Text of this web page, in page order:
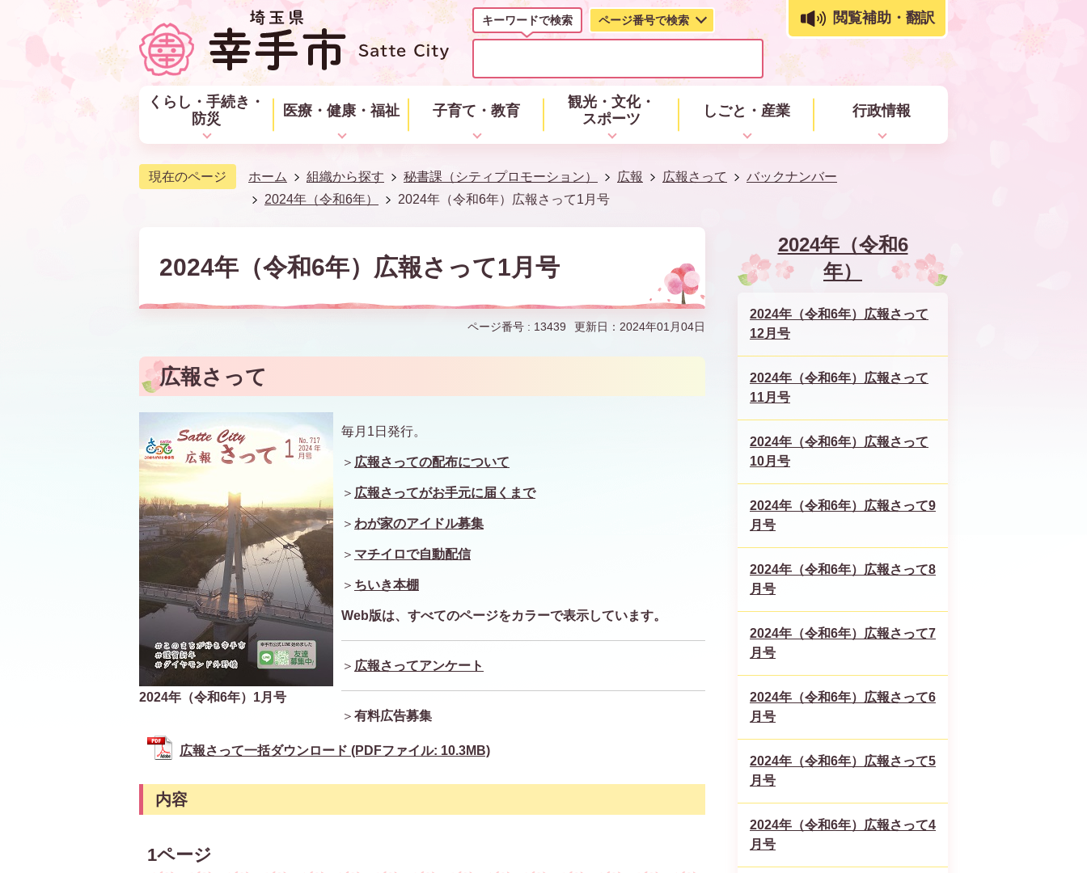
キーワードで検索 ページ番号で検索
キ
ワ
ド
で
検
閲覧補助・翻訳
くらし・手続き・
防災
医療・健康・福祉 子育て・教育
観光・文化・
スポーツ
しごと・産業 行政情報
現在のページ ホーム 組織から探す 秘書課（シティプロモーション） 広報 広報さって
バックナンバー
2024年（令和6年）
2024年（令和6年）広報さって1月号
2024年（令和6年）広報さって1月号
ページ番号 : 13439 更新日：2024年01月04日
広報さって
2024年（令和6年）1月号
毎月1日発行。
＞ 広報さっての配布について
＞ 広報さってがお手元に届くまで
＞ わが家のアイドル募集
＞ マチイロで自動配信
＞ ちいき本棚
Web版は、すべてのページをカラーで表示しています。
＞ 広報さってアンケート
＞ 有料広告募集
広報さって一括ダウンロード (PDFファイル: 10.3MB)
内容
1ページ
2024年（令和6
年）
2024年（令和6年）広報さって
12月号
2024年（令和6年）広報さって
11月号
2024年（令和6年）広報さって
10月号
2024年（令和6年）広報さって9
月号
2024年（令和6年）広報さって8
月号
2024年（令和6年）広報さって7
月号
2024年（令和6年）広報さって6
月号
2024年（令和6年）広報さって5
月号
2024年（令和6年）広報さって4
月号